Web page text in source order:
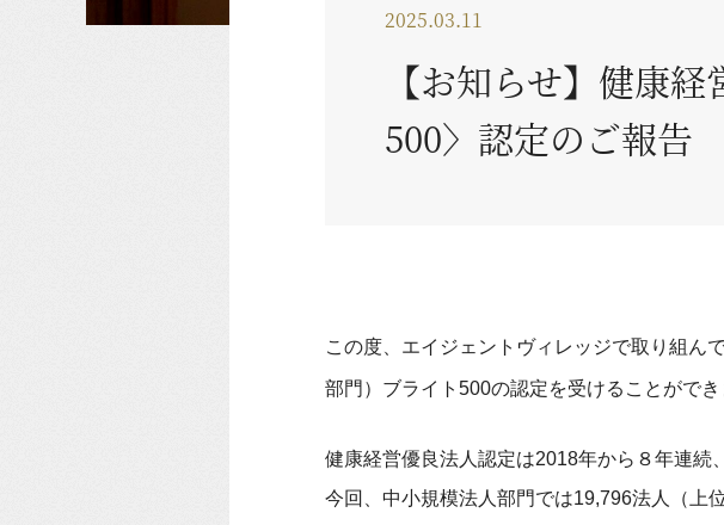
2025.03.11
【お知らせ】健康
500〉認定のご報告
この度、エイジェントヴィレッジで取り組ん
部門）ブライト500の認定を受けることができ
健康経営優良法人認定は2018年から８年連
今回、中小規模法人部門では19,796法人（上